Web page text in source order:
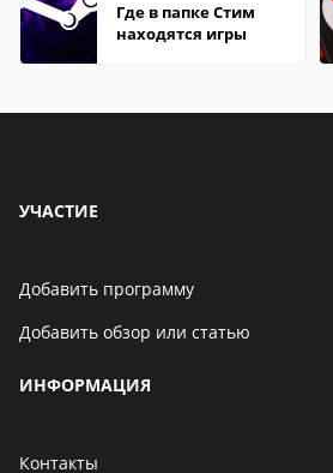
Где в папке Стим
находятся игры
УЧАСТИЕ
Добавить программу
Добавить обзор или статью
ИНФОРМАЦИЯ
Контакты